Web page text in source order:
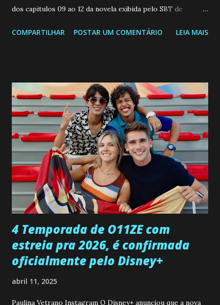
dos capitulos 09 ao 12 da novela exibida pelo SBT de
a Programação Semanal do SBT de 08/06/26 a 14/06/26
confessa a Gabriel que ele demonstrou ser o tipo de
pessoa que ela tanto desejou durante toda a vida. Camila
entra no quarto de Gabriel e imagina como seria o
encontro deles, quando conseguir seduzi-lo. Manuel avisa a
Paula sobre a suposta infidelidade de Gabriel com Joana.
Rogerio consegue se livrar de todas as suspeitas pelo
desaparecimento de Francisco, apontando que ele poderia
ter sido vítima da fúria de Gabriel. Artur informa a Gabriel
que a clínica inseminou por engano outra paciente, que está
...
COMPARTILHAR POSTAR UM COMENTÁRIO LEIA MAIS
4 Temporada de O11ZE com
estreia pra 2026, é confirmada
oficialmente pelo Disney+
abril 11, 2025
Paulina Vetrano Instagram O Disney+ anunciou que a nova